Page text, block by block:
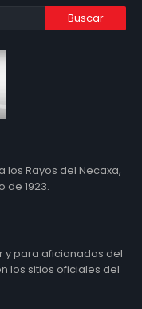
los Rayos del Necaxa,
de 1923.
y para aficionados del
los sitios oficiales del